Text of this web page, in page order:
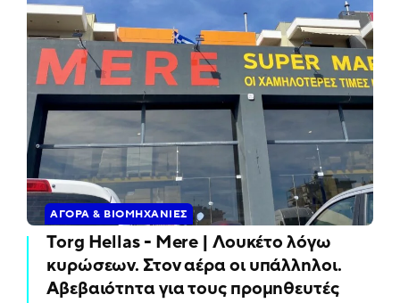
ΑΓΟΡΆ & ΒΙΟΜΗΧΑΝΊΕΣ
Torg Hellas - Mere | Λουκέτο λόγω
κυρώσεων. Στον αέρα οι υπάλληλοι.
Αβεβαιότητα για τους προμηθευτές